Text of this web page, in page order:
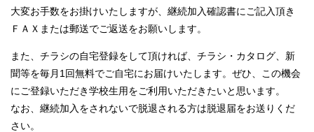
大変お手数をお掛けいたしますが、継続加入確認書にご記入頂き
ＦＡＸまたは郵送でご返送をお願いします。
また、チラシの自宅登録をして頂ければ、チラシ・カタログ、新
聞等を毎月1回無料でご自宅にお届けいたします。ぜひ、この機会
にご登録いただき学校生用をご利用いただきたいと思います。
なお、継続加入をされないで脱退される方は脱退届をお送りくだ
さい。